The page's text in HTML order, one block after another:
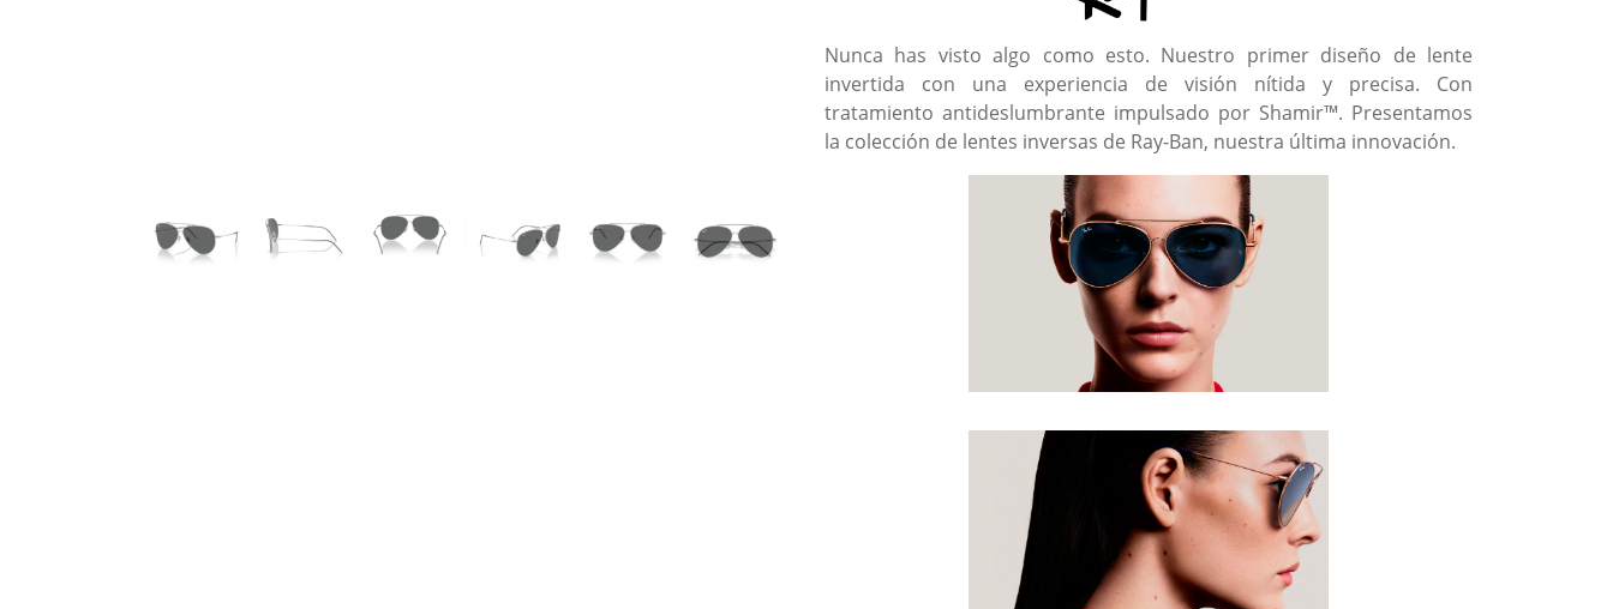
Nunca has visto algo como esto. Nuestro primer diseño de lente
invertida con una experiencia de visión nítida y precisa. Con
tratamiento antideslumbrante impulsado por Shamir™. Presentamos
la colección de lentes inversas de Ray-Ban, nuestra última innovación.